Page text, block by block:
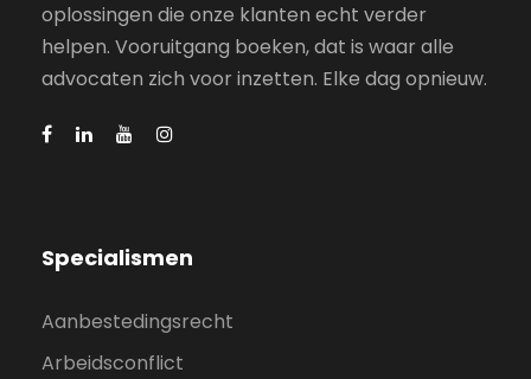
oplossingen die onze klanten echt verder
helpen. Vooruitgang boeken, dat is waar alle
advocaten zich voor inzetten. Elke dag opnieuw.
Specialismen
Aanbestedingsrecht
Arbeidsconflict